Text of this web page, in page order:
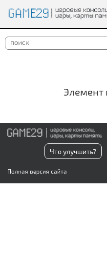
Элемент
Что улучшить?
Полная версия сайта